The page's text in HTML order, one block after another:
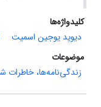
کلیدواژه‌ها
دیوید یوجین اسمیت
موضوعات
زندگی‌نامه‌ها،